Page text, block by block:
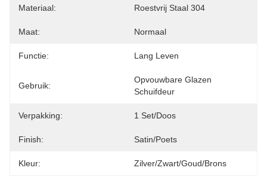
Materiaal: Roestvrij Staal 304
Maat: Normaal
Functie: Lang Leven
Gebruik:
Opvouwbare Glazen
Schuifdeur
Verpakking: 1 Set/doos
Finish: Satin/poets
Kleur: Zilver/zwart/goud/brons